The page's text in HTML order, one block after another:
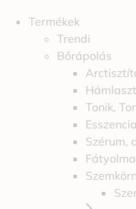
Termékek
Trendi
Bőrápolás
Tonik,
Esszencia
Szérum,